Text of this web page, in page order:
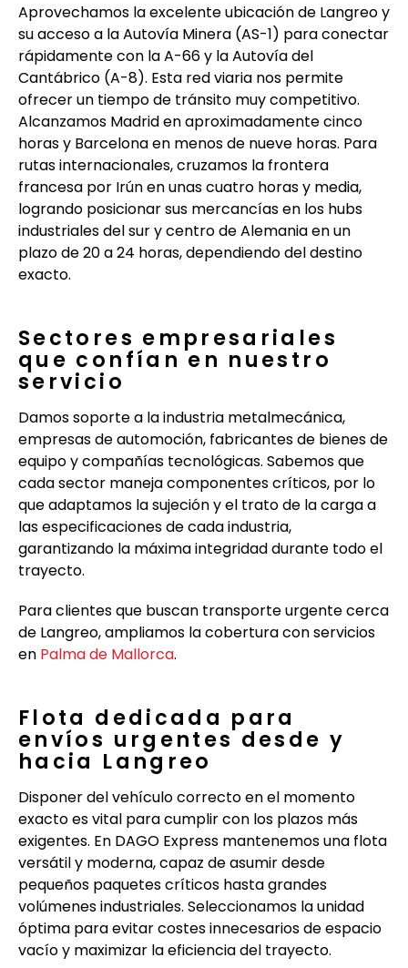
Aprovechamos la excelente ubicación de Langreo y
su acceso a la Autovía Minera (AS-1) para conectar
rápidamente con la A-66 y la Autovía del
Cantábrico (A-8). Esta red viaria nos permite
ofrecer un tiempo de tránsito muy competitivo.
Alcanzamos Madrid en aproximadamente cinco
horas y Barcelona en menos de nueve horas. Para
rutas internacionales, cruzamos la frontera
francesa por Irún en unas cuatro horas y media,
logrando posicionar sus mercancías en los hubs
industriales del sur y centro de Alemania en un
plazo de 20 a 24 horas, dependiendo del destino
exacto.
Sectores empresariales
que confían en nuestro
servicio
Damos soporte a la industria metalmecánica,
empresas de automoción, fabricantes de bienes de
equipo y compañías tecnológicas. Sabemos que
cada sector maneja componentes críticos, por lo
que adaptamos la sujeción y el trato de la carga a
las especificaciones de cada industria,
garantizando la máxima integridad durante todo el
trayecto.
Para clientes que buscan transporte urgente cerca
de Langreo, ampliamos la cobertura con servicios
en Palma de Mallorca.
Flota dedicada para
envíos urgentes desde y
hacia Langreo
Disponer del vehículo correcto en el momento
exacto es vital para cumplir con los plazos más
exigentes. En DAGO Express mantenemos una flota
versátil y moderna, capaz de asumir desde
pequeños paquetes críticos hasta grandes
volúmenes industriales. Seleccionamos la unidad
óptima para evitar costes innecesarios de espacio
vacío y maximizar la eficiencia del trayecto.